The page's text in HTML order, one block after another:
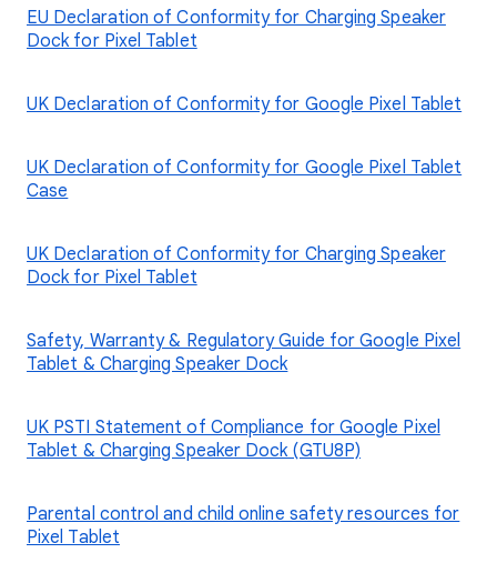
EU Declaration of Conformity for Charging Speaker
Dock for Pixel Tablet
UK Declaration of Conformity for Google Pixel Tablet
UK Declaration of Conformity for Google Pixel Tablet
Case
UK Declaration of Conformity for Charging Speaker
Dock for Pixel Tablet
Safety, Warranty & Regulatory Guide for Google Pixel
Tablet & Charging Speaker Dock
UK PSTI Statement of Compliance for Google Pixel
Tablet & Charging Speaker Dock (GTU8P)
Parental control and child online safety resources for
Pixel Tablet